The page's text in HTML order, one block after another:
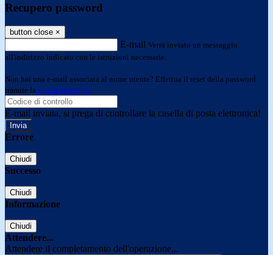
Recupero password
button close ×
E-mail Verrà inviato un messaggio
all'indirizzo indicato con le istruzioni necessarie.
Non hai una e-mail associata al nome utente? Effettua il reset della password
tramite la Login Spaggiari
E-mail inviata, si prega di controllare la casella di posta elettronica!
Errore
Chiudi
Successo
Chiudi
Informazione
Chiudi
Attendere...
Attendere il completamento dell'operazione...